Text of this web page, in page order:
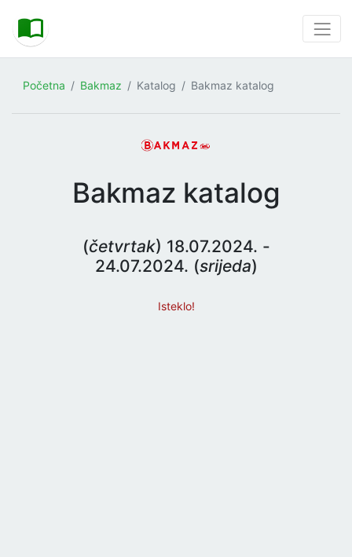
Početna Bakmaz Katalog Bakmaz katalog
Bakmaz katalog
(četvrtak) 18.07.2024. -
24.07.2024. (srijeda)
Isteklo!